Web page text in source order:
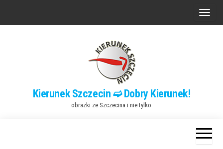
P
n
a
Kierunek Szczecin ➫ Dobry Kierunek!
obrazki ze Szczecina i nie tylko